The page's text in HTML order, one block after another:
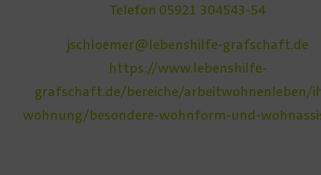
Telefon 05921 304543-54
jschloemer@lebenshilfe-grafschaft.de
https://www.lebenshilfe-
grafschaft.de/bereiche/arbeitwohnenleben/
wohnung/besondere-wohnform-und-